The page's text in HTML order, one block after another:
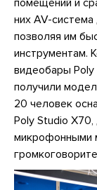
них AV-
позволяя им
инструментам.
видеобары Poly
получили
20 человек
Poly Studio
микрофонными